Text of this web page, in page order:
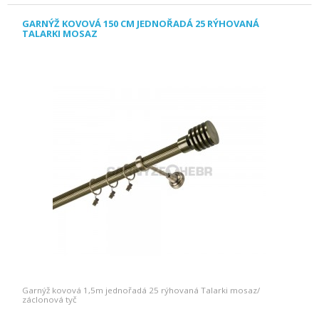
GARNÝŽ KOVOVÁ 150 CM JEDNOŘADÁ 25 RÝHOVANÁ
TALARKI MOSAZ
Garnýž kovová 1,5m jednořadá 25 rýhovaná Talarki mosaz/
záclonová tyč